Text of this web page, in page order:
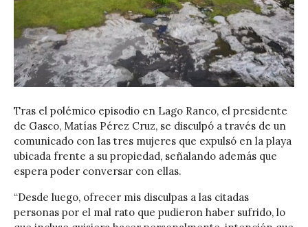
Tras el polémico episodio en Lago Ranco, el presidente
de Gasco, Matías Pérez Cruz, se disculpó a través de un
comunicado con las tres mujeres que expulsó en la playa
ubicada frente a su propiedad, señalando además que
espera poder conversar con ellas.
“Desde luego, ofrecer mis disculpas a las citadas
personas por el mal rato que pudieron haber sufrido, lo